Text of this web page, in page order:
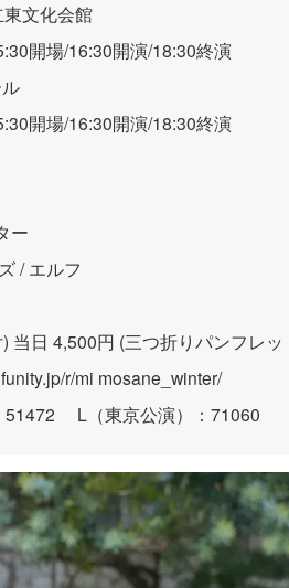
文化会館
開場/16:30開演/18:30終演
開場/16:30開演/18:30終演
ー
/ エルフ
当日 4,500円 (三つ折りパンフレ
r/mi mosane_winter/
L（東京公演）：71060